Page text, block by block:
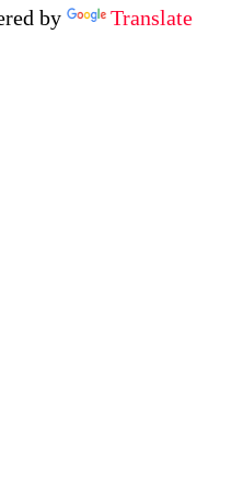
by Translate